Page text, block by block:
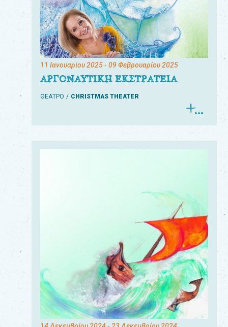
11 Ιανουαρίου 2025- 09 Φεβρουαρίου 2025
ΑΡΓΟΝΑΥΤΙΚΗ ΕΚΣΤΡΑΤΕΙΑ
ΘΕΑΤΡΟ CHRISTMAS THEATER